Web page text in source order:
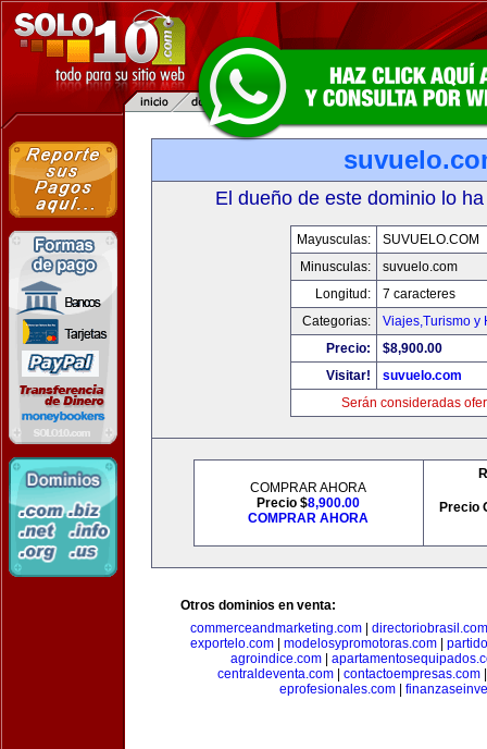
El dueño de este dominio lo
Mayusculas:
SUVUELO.COM
Minusculas:
suvuelo.com
Longitud:
7 caracteres
Categorias:
Viajes,Turismo y
Precio:
$8,900.00
Visitar!
suvuelo.com
Serán consideradas
COMPRAR AHORA
Precio $8,900.00
COMPRAR AHORA
Precio
Otros dominios en venta:
commerceandmarketing.com| directoriobrasil.com
exportelo.com
modelosypromotoras.com
agroindice.com
centraldeventa.com
contactoempresas.com
eprofesionales.com